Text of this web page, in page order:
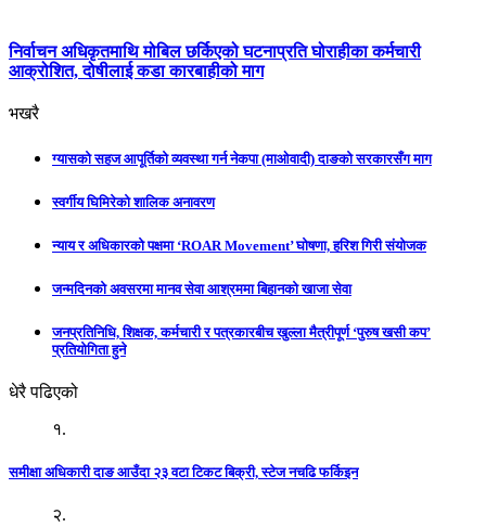
निर्वाचन अधिकृतमाथि मोबिल छर्किएको घटनाप्रति घोराहीका कर्मचारी
आक्रोशित, दोषीलाई कडा कारबाहीको माग
भखरै
ग्यासको सहज आपूर्तिको व्यवस्था गर्न नेकपा (माओवादी) दाङको सरकारसँग माग
स्वर्गीय घिमिरेको शालिक अनावरण
न्याय र अधिकारको पक्षमा ‘ROAR Movement’ घोषणा, हरिश गिरी संयोजक
जन्मदिनको अवसरमा मानव सेवा आश्रममा बिहानको खाजा सेवा
जनप्रतिनिधि, शिक्षक, कर्मचारी र पत्रकारबीच खुल्ला मैत्रीपूर्ण ‘पुरुष खसी कप’
प्रतियोगिता हुने
धेरै पढिएको
१.
समीक्षा अधिकारी दाङ आउँदा २३ वटा टिकट बिक्री, स्टेज नचढि फर्किइन
२.